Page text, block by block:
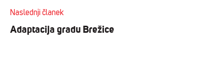
Naslednji članek
Adaptacija gradu Brežice